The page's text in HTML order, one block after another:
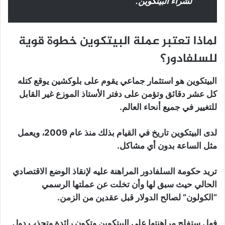
لماذا تعتبر عملة البيتكوين خطوة قوية
للسلفادور؟
البيتكوين هو استثمار جماعي يقوم على بلوكشين يوقع كتله
كل عشر دقائق وتؤمن على دفتر الأستاذ الموزع غير القابل
للتغيير في جميع أنحاء العالم.
لدى البيتكوين تاريخ في القيام بذلك منذ عام 2009، ويعمل
مثل الساعة بدون أي مشاكل.
تريد حكومة السلفادور المراهنة عليه لإنقاذ الوضع الاقتصادي
الحالي حيث سبق لها وأن تخلت عن عملتها الرسمي
“الكولون” لصالح الدولار قبل عقدين من الزمن.